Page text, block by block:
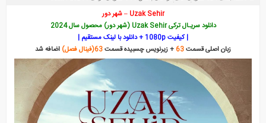
Uzak Sehir – شهر دور
دانلود سریـال ترکی Uzak Sehir (شهر دور) محصول سال 2024
| کیفیت 1080p + دانلود با لینک مستقیم |
زبان اصلی قسمت
+ زیرنویس چسبیده قسمت اضافه شد